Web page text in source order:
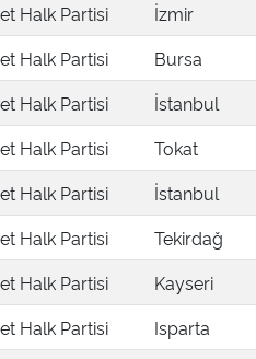
Halk Partisi
İzmir
Halk Partisi
Bursa
Halk Partisi
İstanbul
Halk Partisi
Tokat
Halk Partisi
İstanbul
Halk Partisi
Tekirdağ
Halk Partisi
Kayseri
Halk Partisi
Isparta